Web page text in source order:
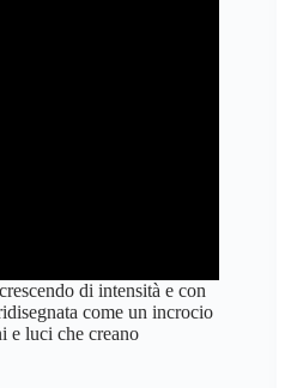
di intensità e con
come un incrocio
e luci che creano